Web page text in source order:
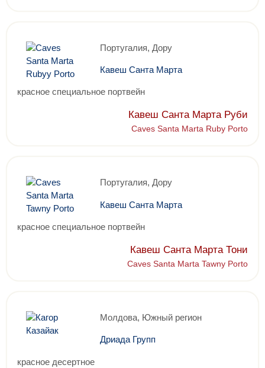
Португалия, Дору
Кавеш Санта Марта
красное специальное портвейн
Кавеш Санта Марта Руби
Caves Santa Marta Ruby Porto
Португалия, Дору
Кавеш Санта Марта
красное специальное портвейн
Кавеш Санта Марта Тони
Caves Santa Marta Tawny Porto
Молдова, Южный регион
Дриада Групп
красное десертное